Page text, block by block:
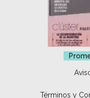
Términos y